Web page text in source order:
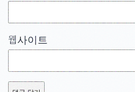
웹사이트